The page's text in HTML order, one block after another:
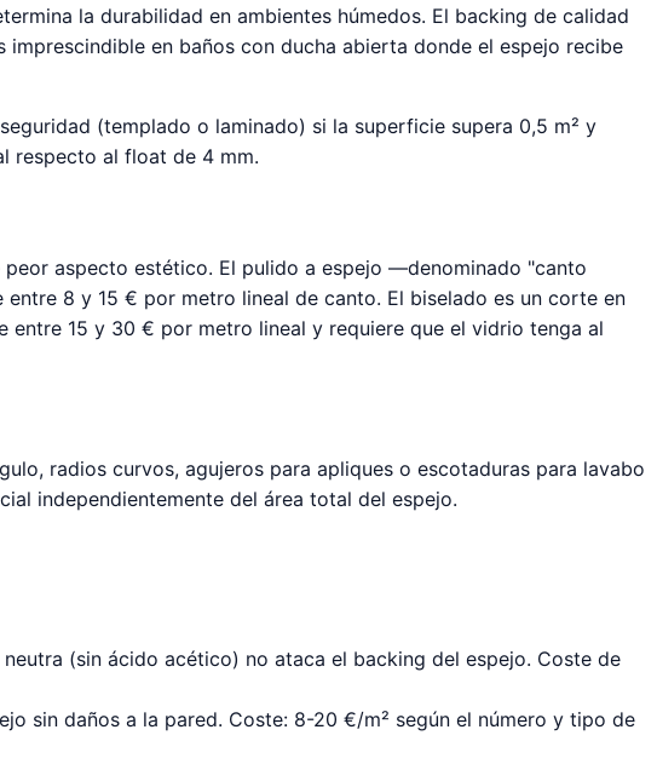
la durabilidad en ambientes húmedos. El backing de calidad
en baños con ducha abierta donde el espejo recibe
(templado o laminado) si la superficie supera 0,5 m² y
respecto al float de 4 mm.
aspecto estético. El pulido a espejo —denominado "canto
8 y 15 € por metro lineal de canto. El biselado es un corte en
15 y 30 € por metro lineal y requiere que el vidrio tenga al
radios curvos, agujeros para apliques o escotaduras para lavabo
independientemente del área total del espejo.
(sin ácido acético) no ataca el backing del espejo. Coste de
sin daños a la pared. Coste: 8-20 €/m² según el número y tipo de